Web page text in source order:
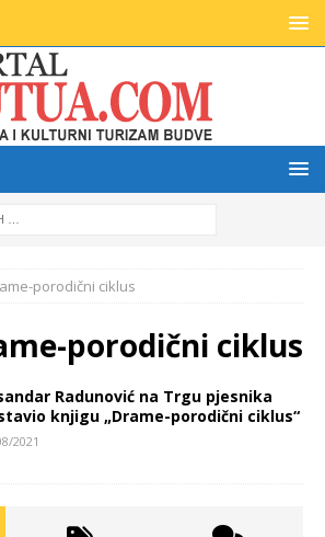
porodični ciklus
porodični ciklus
Radunović na Trgu pjesnika
knjigu „Drame-porodični ciklus“
2021